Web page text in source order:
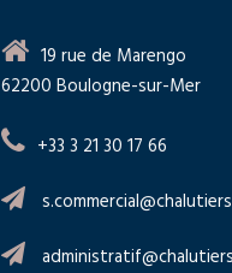
19 rue de Marengo
62200 Boulogne-sur-Mer
+33 3 21 30 17 66